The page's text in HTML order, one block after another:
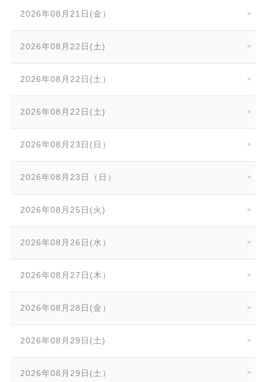
2026年08月21日(金）
2026年08月22日(土)
2026年08月22日(土）
2026年08月22日(土)
2026年08月23日(日）
2026年08月23日（日）
2026年08月25日(火)
2026年08月26日(水）
2026年08月27日(木）
2026年08月28日(金）
2026年08月29日(土)
2026年08月29日(土）